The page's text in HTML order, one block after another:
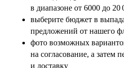
в диапазоне от 6000 до 20
выберите бюджет в
предложений от нашего
фото возможных
на согласование, а затем
и доставку